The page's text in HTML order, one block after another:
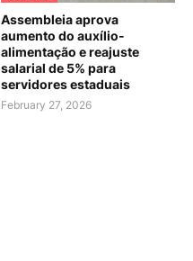
Assembleia aprova
aumento do auxílio-
alimentação e reajuste
salarial de 5% para
servidores estaduais
February 27, 2026